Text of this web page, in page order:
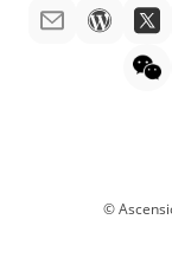
白皮书
媒体咨询
©